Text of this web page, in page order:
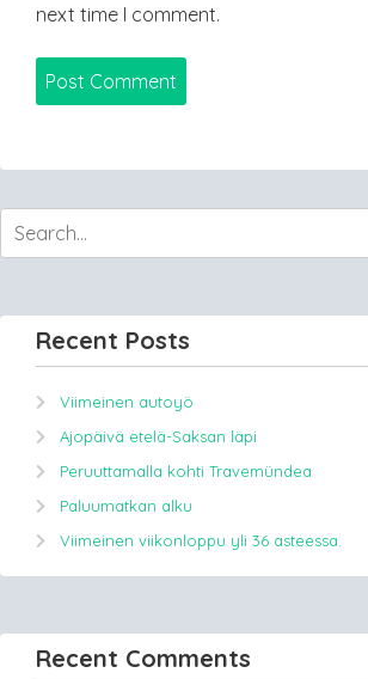
next time I comment.
Recent Posts
Viimeinen autoyö
Ajopäivä etelä-Saksan läpi
Peruuttamalla kohti Travemündea
Paluumatkan alku
Viimeinen viikonloppu yli 36 asteessa.
Recent Comments